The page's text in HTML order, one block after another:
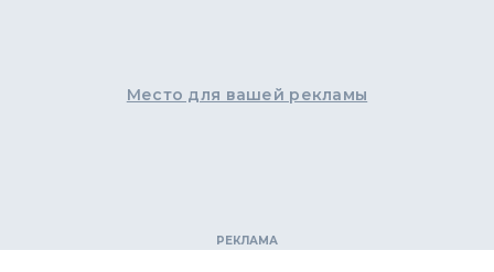
Место для вашей рекламы